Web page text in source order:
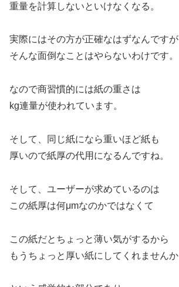
重量を計算しないといけなくなる。
実際にはその方が正確なはずなんですが
そんな面倒なことはやらないわけです。
なので商習慣的には紙の重さは
kg連量が使われています。
そして、同じ紙になら重いほど紙も
厚いので紙厚の代用になるんですね。
そして、ユーザーが求めているのは
この紙厚は何μmなのかではなくて
この紙だとちょっと薄い気がするから
もうちょっと厚い紙にしてくれませんか